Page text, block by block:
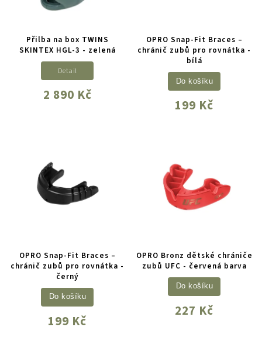
Přilba na box TWINS
SKINTEX HGL-3 - zelená
2 890 Kč
Detail
OPRO Snap-Fit Braces –
chránič zubů pro rovnátka -
bílá
199 Kč
Do košíku
OPRO Snap-Fit Braces –
chránič zubů pro rovnátka -
černý
199 Kč
Do košíku
OPRO Bronz dětské chrániče
zubů UFC - červená barva
227 Kč
Do košíku